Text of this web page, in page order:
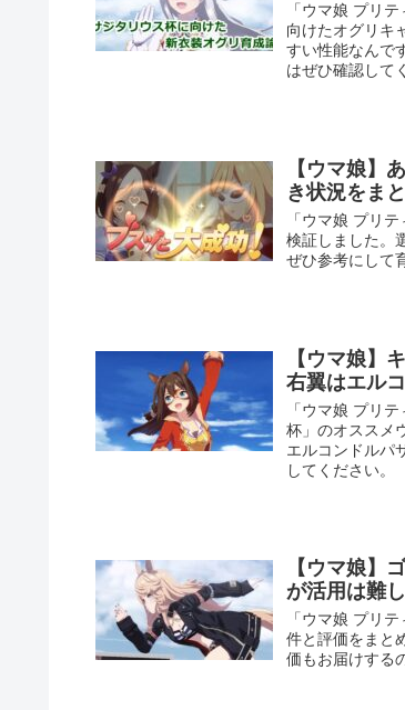
「ウマ娘 プリ
向けたオグリキ
すい性能なんで
はぜひ確認して
【ウマ娘】
き状況をま
「ウマ娘 プリ
検証しました。
ぜひ参考にして
【ウマ娘】
右翼はエル
「ウマ娘 プリ
杯」のオススメ
エルコンドルパ
してください。
【ウマ娘】
が活用は難
「ウマ娘 プリ
件と評価をまと
価もお届けする